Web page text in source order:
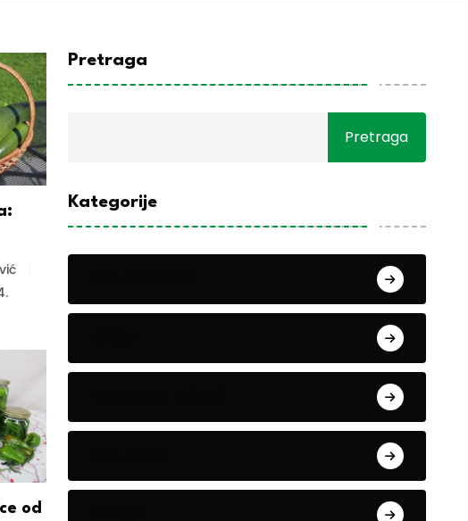
od
Pretraga
Pretraga
Kategorije